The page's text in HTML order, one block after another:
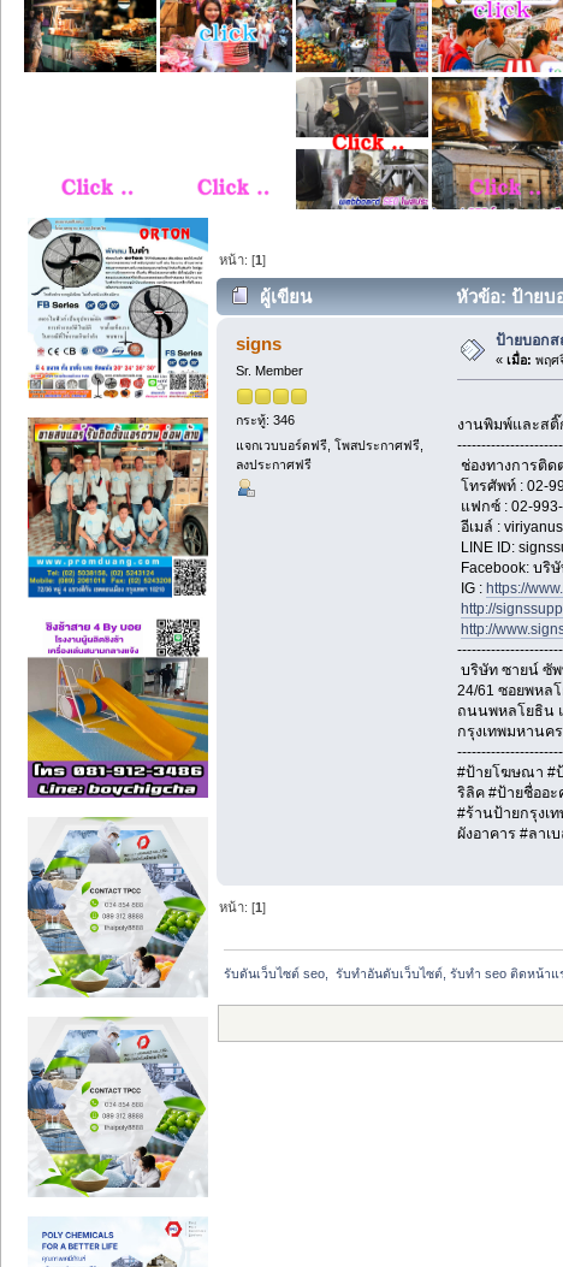
หน้า: [1]
ผู้เขียน หัวข้อ: ป้ายบ
signs
Sr. Member
กระทู้: 346
แจกเวบบอร์ดฟรี, โพสประกาศฟรี,
ลงประกาศฟรี
ป้ายบอกส
« เมื่อ: พฤศ
งานพิมพ์และสติ๊
ช่องทางการติด
โทรศัพท์ : 02-
แฟกซ์ : 02-
อีเมล์ :
LINE ID:
Facebook: บริ
IG : https://
http://
http://
บริษัท ซายน์ ซัพ
24/61 ซอยพหล
ถนนพหลโยธิน
กรุงเทพมหานค
#ป้ายโฆษณา #
ริลิค #ป้ายชื่ออะ
#ร้านป้ายกรุงเ
ผังอาคาร #ลาเ
หน้า: [1]
รับดันเว็บไซต์ seo,  รับทำอันดับเว็บไซต์, รับทำ seo ติดหน้าแ